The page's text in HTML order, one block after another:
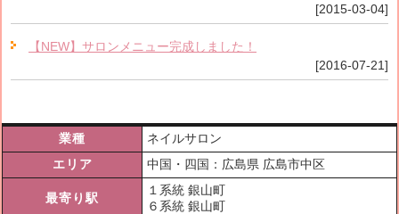
[2015-03-04]
【NEW】サロンメニュー完成しました！
[2016-07-21]
業種
ネイルサロン
エリア
中国・四国：広島県 広島市中区
最寄り駅
１系統 銀山町
６系統 銀山町